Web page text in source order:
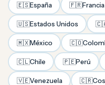
🇪🇸España 🇫🇷Francia
🇺🇸Estados Unidos
🇲🇽México 🇨🇴
🇨🇱Chile 🇵🇪Perú
🇻🇪Venezuela 🇨🇷